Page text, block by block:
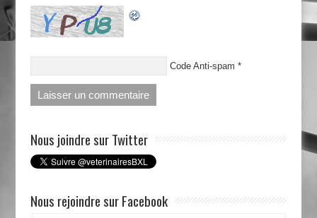
Code Anti-spam *
Nous joindre sur Twitter
Nous rejoindre sur Facebook